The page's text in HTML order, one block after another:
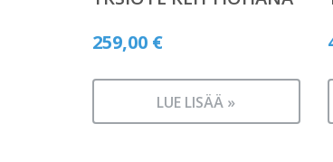
259,00 €
LUE LISÄÄ »